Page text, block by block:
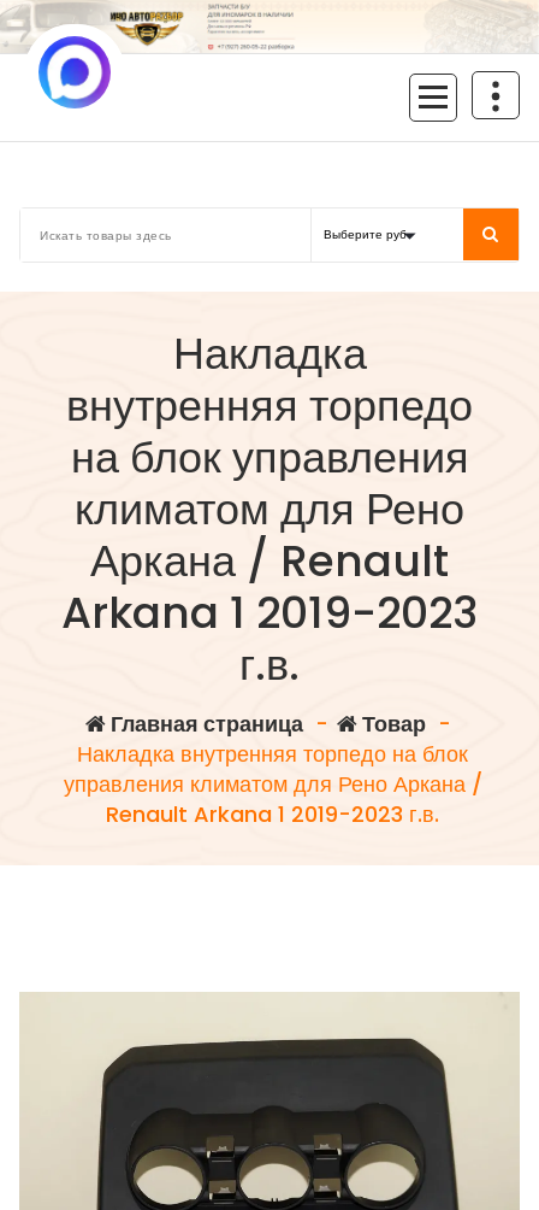
Перейти
к
содержимому
Накладка
внутренняя торпедо
на блок управления
климатом для Рено
Аркана / Renault
Arkana 1 2019-2023
г.в.
Главная страница- Товар-
Накладка внутренняя торпедо на блок
управления климатом для Рено Аркана /
Renault Arkana 1 2019-2023 г.в.